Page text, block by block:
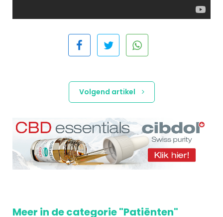
Volgend artikel
Meer in de categorie "Patiënten"